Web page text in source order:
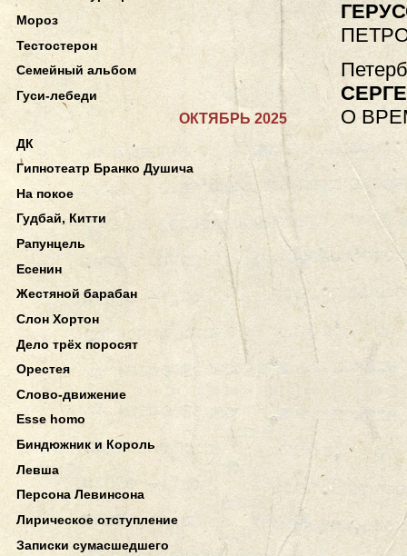
О
Мороз
Тестостерон
Семейный альбом
Гуси-лебеди
ОКТЯБРЬ 2025
ДК
Гипнотеатр Бранко Душича
На покое
Гудбай, Китти
Рапунцель
Есенин
Жестяной барабан
Слон Хортон
Дело трёх поросят
Орестея
Слово-движение
Esse homo
Биндюжник и Король
Левша
Персона Левинсона
Лирическое отступление
Записки сумасшедшего